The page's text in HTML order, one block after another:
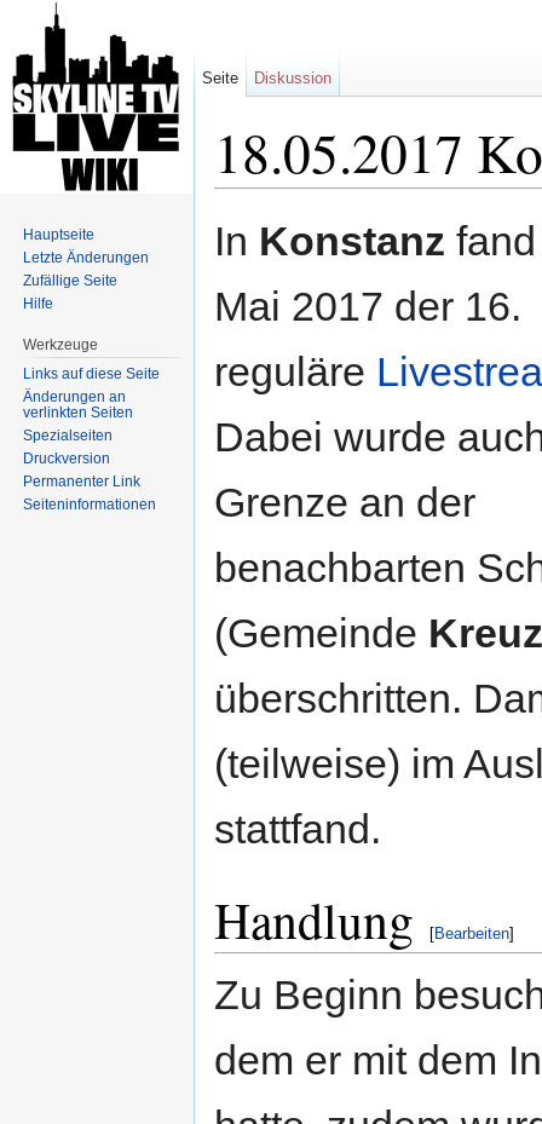
18.05.2017
In Konstanz
Mai 2017 der 16.
reguläre
Dabei wurde
Grenze an der
benachbarten
(Gemeinde
überschritten.
(teilweise) im
stattfand.
Handlung [Bearbeiten]
Zu Beginn
dem er mit dem
Seite Diskussion
Hauptseite
Letzte Änderungen
Zufällige Seite
Hilfe
Werkzeuge
Links auf diese Seite
Änderungen an
verlinkten Seiten
Spezialseiten
Druckversion
Permanenter Link
Seiten­informationen